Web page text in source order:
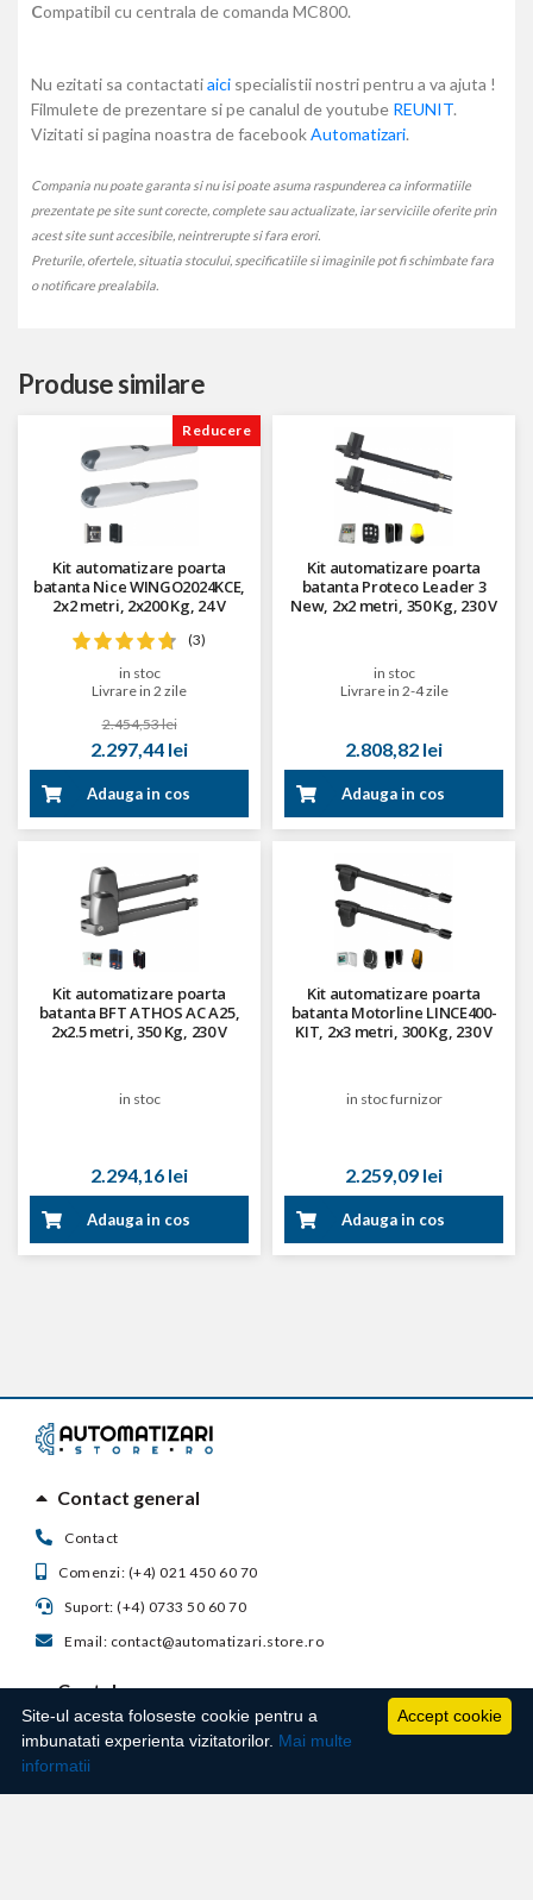
Compatibil cu centrala de comanda MC800.
Nu ezitati sa contactatiaici specialistii nostri pentru a va ajuta !
Filmulete de prezentare si pe canalul de youtube REUNIT.
Vizitati si pagina noastra de facebookAutomatizari.
Compania nu poate garanta si nu isi poate asuma raspunderea ca informatiile
prezentate pe site sunt corecte, complete sau actualizate, iar serviciile oferite prin
acest site sunt accesibile, neintrerupte si fara erori.
Preturile, ofertele, situatia stocului, specificatiile si imaginile pot fi schimbate fara
o notificare prealabila.
Produse similare
Reducere
Kit automatizare poarta
batanta Nice WINGO2024KCE,
2x2 metri, 2x200 Kg, 24 V
(3)
in stoc
Livrare in 2 zile
2.454,53 lei
2.297,44 lei
Adauga in cos
Kit automatizare poarta
batanta Proteco Leader 3
New, 2x2 metri, 350 Kg, 230 V
in stoc
Livrare in 2-4 zile
2.808,82 lei
Adauga in cos
Kit automatizare poarta
batanta BFT ATHOS AC A25,
2x2.5 metri, 350 Kg, 230 V
in stoc
2.294,16 lei
Adauga in cos
Kit automatizare poarta
batanta Motorline LINCE400-
KIT, 2x3 metri, 300 Kg, 230 V
in stoc furnizor
2.259,09 lei
Adauga in cos
Contact general
Contact
Comenzi: (+4) 021 450 60 70
Suport: (+4) 0733 50 60 70
Email: contact@automatizari.store.ro
Contul meu
Suport clienti
Informatii utile
Accept cookie
Site-ul acesta foloseste cookie pentru a
imbunatati experienta vizitatorilor. Mai multe
informatii